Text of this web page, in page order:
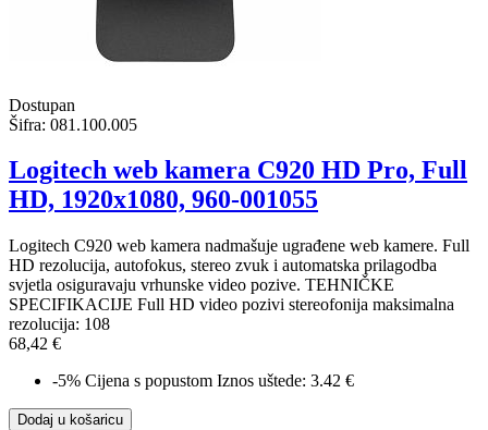
Dostupan
Šifra: 081.100.005
Logitech web kamera C920 HD Pro, Full
HD, 1920x1080, 960-001055
Logitech C920 web kamera nadmašuje ugrađene web kamere. Full
HD rezolucija, autofokus, stereo zvuk i automatska prilagodba
svjetla osiguravaju vrhunske video pozive. TEHNIČKE
SPECIFIKACIJE Full HD video pozivi stereofonija maksimalna
rezolucija: 108
68,42 €
-5% Cijena s popustom Iznos uštede: 3.42 €
Dodaj u košaricu